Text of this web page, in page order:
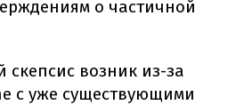
о частичной
возник из-за
с уже существующими